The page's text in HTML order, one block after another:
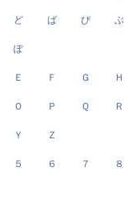
ど ば び ぶ
ぽ
Ｅ Ｆ Ｇ Ｈ
Ｏ Ｐ Ｑ Ｒ
Ｙ Ｚ
５ ６ ７ ８